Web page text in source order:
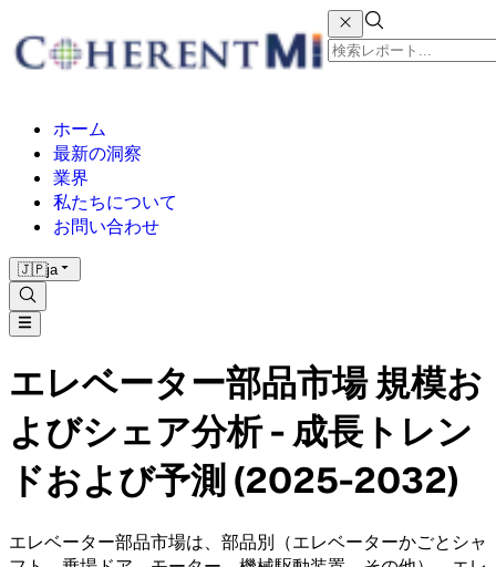
ホーム
最新の洞察
業界
私たちについて
お問い合わせ
🇯🇵ja
エレベーター部品市場 規模お
よびシェア分析 - 成長トレン
ドおよび予測 (2025-2032)
エレベーター部品市場は、部品別（エレベーターかごとシャ